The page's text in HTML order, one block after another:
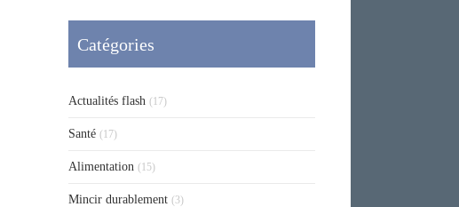
Catégories
Actualités flash (17)
Santé (17)
Alimentation (15)
Mincir durablement (3)